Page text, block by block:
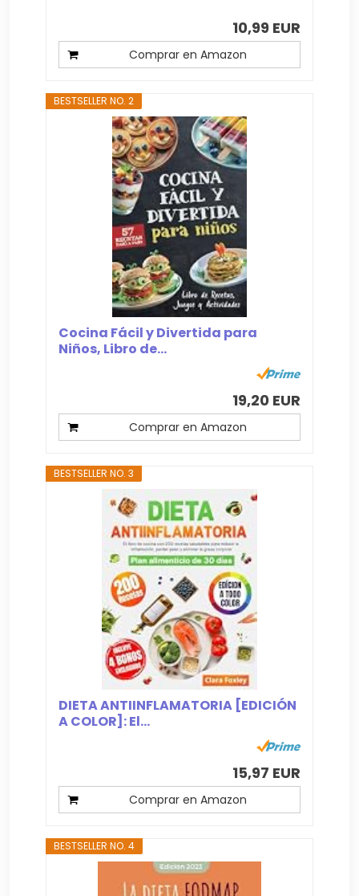
10,99 EUR
Comprar en Amazon
BESTSELLER NO. 2
Cocina Fácil y Divertida para
Niños, Libro de...
19,20 EUR
Comprar en Amazon
BESTSELLER NO. 3
DIETA ANTIINFLAMATORIA [EDICIÓN
A COLOR]: El...
15,97 EUR
Comprar en Amazon
BESTSELLER NO. 4